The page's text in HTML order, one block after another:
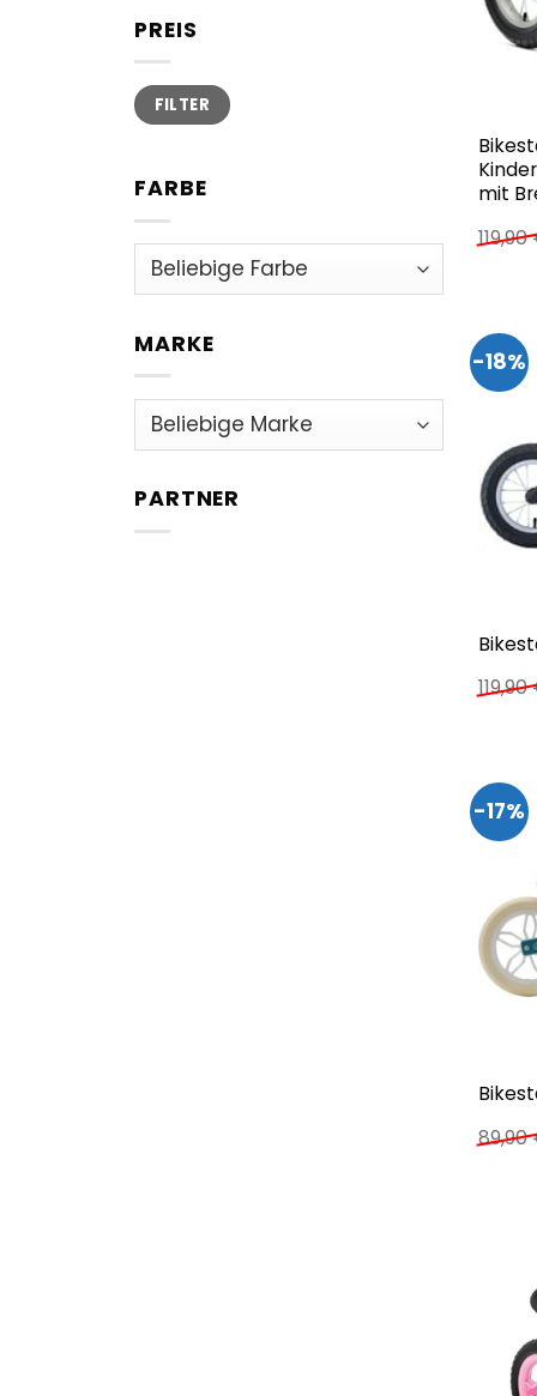
PREIS
Min.
Preis
Max.
PreisFILTER
FARBE
MARKE
PARTNER
mit
119,90
-18%
119,90
-17%
89,90